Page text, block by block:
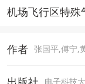
机场飞行区特殊
作者 张国平,傅宁,
电子科技